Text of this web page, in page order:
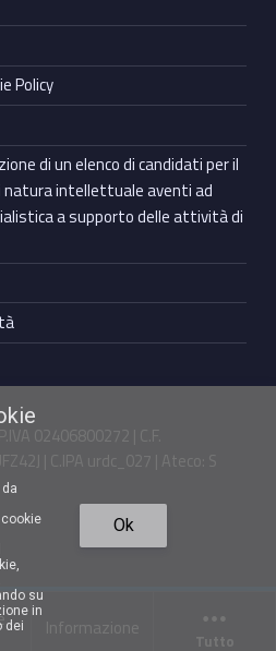
Informazione
Tutto
Policy
di un elenco di candidati per il
natura intellettuale aventi ad
a supporto delle attività di
02406800272 | C.F.
| C.IPA urdc_027 | Ateco: S
Torna in cima ↑
su
in
dei
Ok